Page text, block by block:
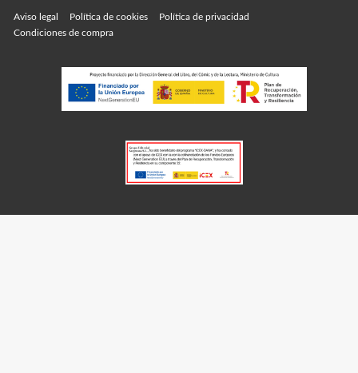
Aviso legal Política de cookies
Política de privacidad
Condiciones de compra